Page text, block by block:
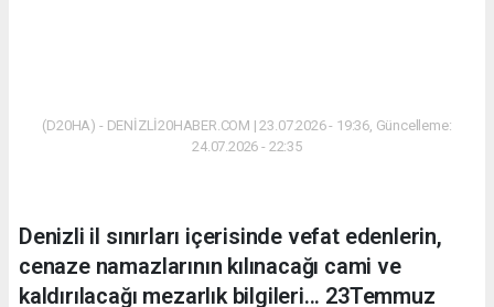
(D20HA) - DENİZLİ20HABER.COM | 23.07.2026 - 19:36, Güncelleme:
24.07.2026 - 22:35
Denizli il sınırları içerisinde vefat edenlerin,
cenaze namazlarının kılınacağı cami ve
kaldırılacağı mezarlık bilgileri... 23Temmuz